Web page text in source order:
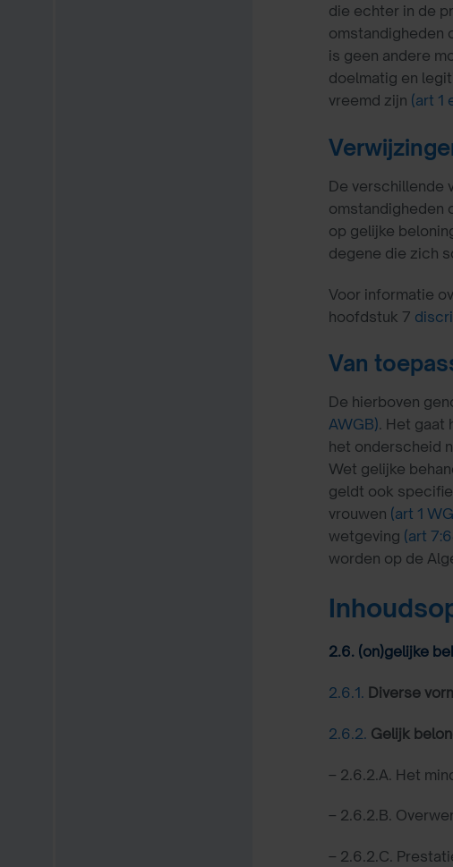
die echter in de
omstandigheden
is geen andere
doelmatig en
vreemd zijn (art 1
De verschillende
omstandigheden
op gelijke
degene die zich
Voor informatie
hoofdstuk 7
Van
De hierboven
AWGB). Het gaat
het onderscheid
Wet gelijke
geldt ook
vrouwen (art 1
wetgeving (art
worden op de
2.6. (on)gelijke
2.6.1. Diverse
2.6.2. Gelijk
– 2.6.2.A. Het
– 2.6.2.B.
– 2.6.2.C.